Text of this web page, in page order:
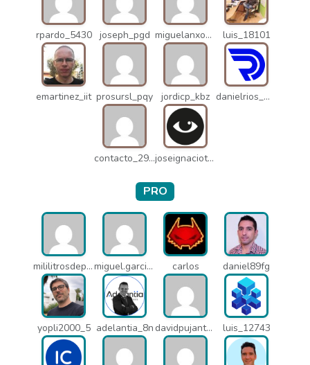
rpardo_5430 joseph_pgd miguelanxogomez_21982 luis_18101
emartinez_iit prosursl_pqy jordicp_kbz danielrios_mqb
contacto_2906 joseignaciot_q66
PRO
mililitrosdeperfume_lao miguel.garcia_l25 carlos daniel89fg
yopli2000_5 adelantia_8n davidpujantelopez_mrf luis_12743